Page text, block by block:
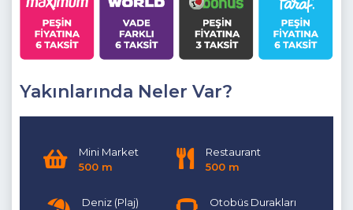
dolabı, Banyo
3.Yatak Odası: Suit Aile Yatak Odası (2. Katta)
Detayları:Çift kişilik yatak, Komidin, Klima, Elbise dolabı,
Banyo,Balkon
yapılacak olan kontrollerde herhangi bir zarar / hasar
Yakınlarında Neler Var?
Mini Market
500 m
Restaurant
500 m
Deniz (Plaj)
Otobüs Durakları